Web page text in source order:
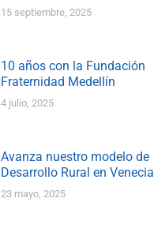
15 septiembre, 2025
10 años con la Fundación
Fraternidad Medellín
4 julio, 2025
Avanza nuestro modelo de
Desarrollo Rural en Venecia
23 mayo, 2025